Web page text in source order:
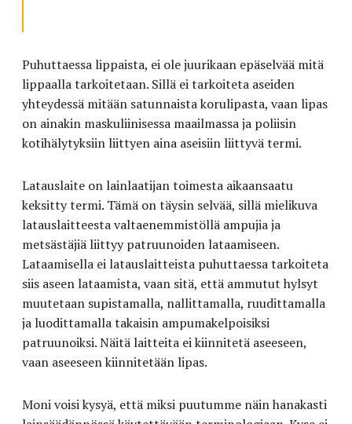
Puhuttaessa lippaista, ei ole juurikaan epäselvää mitä
lippaalla tarkoitetaan. Sillä ei tarkoiteta aseiden
yhteydessä mitään satunnaista korulipasta, vaan lipas
on ainakin maskuliinisessa maailmassa ja poliisin
kotihälytyksiin liittyen aina aseisiin liittyvä termi.
Latauslaite on lainlaatijan toimesta aikaansaatu
keksitty termi. Tämä on täysin selvää, sillä mielikuva
latauslaitteesta valtaenemmistöllä ampujia ja
metsästäjiä liittyy patruunoiden lataamiseen.
Lataamisella ei latauslaitteista puhuttaessa tarkoiteta
siis aseen lataamista, vaan sitä, että ammutut hylsyt
muutetaan supistamalla, nallittamalla, ruudittamalla
ja luodittamalla takaisin ampumakelpoisiksi
patruunoiksi. Näitä laitteita ei kiinnitetä aseeseen,
vaan aseeseen kiinnitetään lipas.
Moni voisi kysyä, että miksi puutumme näin hanakasti